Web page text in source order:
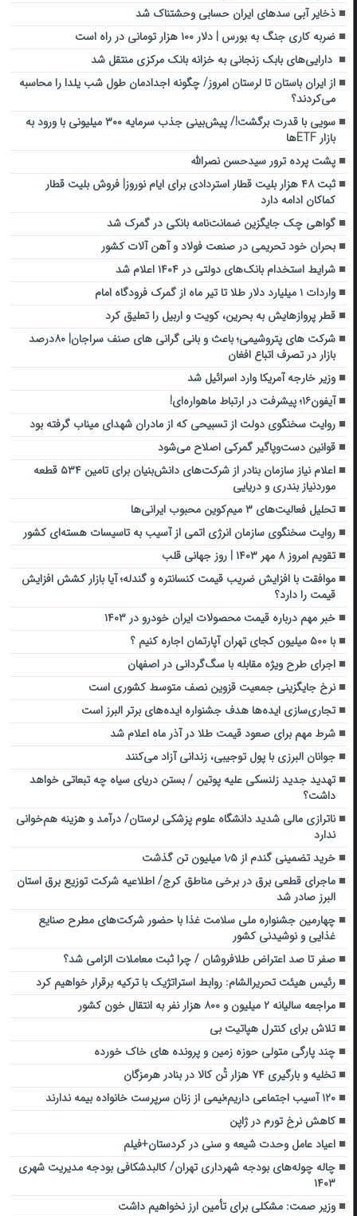
ذخایر آبی سدهای ایران حسابی وحشتناک شد
ضربه کاری جنگ به بورس | دلار ۱۰۰ هزار تومانی در راه است
دارایی‌های بابک زنجانی به خزانه بانک مرکزی منتقل شد
از ایران باستان تا لرستان امروز/ چگونه اجداد‌مان طول شب یلدا را محاسبه
می‌کردند؟
سویی با قدرت برگشت!/ پیش‌بینی جذب سرمایه ۳۰۰ میلیونی با ورود به
بازار ETFها
پشت پرده ترور سیدحسن نصرالله
ثبت ۴۸ هزار بلیت قطار استردادی برای ایام نوروز| فروش بلیت قطار
کماکان ادامه دارد
گواهی چک جایگزین ضمانت‌نامه بانکی در گمرک شد
بحران خود تحریمی در صنعت فولاد و آهن آلات کشور
شرایط استخدام بانک‌های دولتی در ۱۴۰۴ اعلام شد
واردات ۱ میلیارد دلار طلا تا تیر ماه از گمرک فرودگاه امام
قطر پروازهایش به بحرین، کویت و اربیل را تعلیق کرد
شرکت های پتروشیمی؛ باعث و بانی گرانی های صنف سراجان| ۸۰درصد
بازار در تصرف اتباع افغان
وزیر خارجه آمریکا وارد اسرائیل شد
آیفون۱۶؛ پیشرفت در ارتباط ماهواره‌ای!
روایت سخنگوی دولت از تسبیحی که از مادران شهدای میناب گرفته بود
قوانین دست‌وپاگیر گمرکی اصلاح می‌شود
اعلام نیاز سازمان بنادر از شرکت‌های دانش‌بنیان برای تامین ۵۳۴ قطعه
موردنیاز بندری و دریایی
تحلیل فعالیت‌های ۳ میم‌کوین‌ محبوب ایرانی‌ها
روایت سخنگوی سازمان انرژی اتمی از آسیب به تاسیسات هسته‌ای کشور
تقویم امروز ۸ مهر ۱۴۰۳ | روز جهانی قلب
موافقت با افزایش ضریب قیمت کنسانتره و گندله؛ آیا بازار کشش افزایش
قیمت را دارد؟
خبر مهم درباره قیمت محصولات ایران خودرو در ۱۴۰۳
با ۵۰۰ میلیون کجای تهران آپارتمان اجاره کنیم ؟
اجرای طرح ویژه مقابله با سگ‌گردانی در اصفهان
نرخ جایگزینی جمعیت قزوین نصف متوسط کشوری است
تجاری‌سازی ایده‌ها هدف جشنواره ایده‌های برتر البرز است
شرط مهم برای صعود قیمت طلا در آذر ماه اعلام شد
جوانان البرزی با پول توجیبی‌، زندانی آزاد می‌کنند
تهدید جدید زلنسکی علیه پوتین / بستن دریای سیاه چه تبعاتی خواهد
داشت؟
ناترازی مالی شدید دانشگاه علوم پزشکی لرستان/ درآمد و هزینه هم‌خوانی
ندارد
خرید تضمینی گندم از ۱٫۵ میلیون تن گذشت
ماجرای قطعی برق در برخی مناطق کرج/ اطلاعیه شرکت توزیع برق استان
البرز صادر شد
چهارمین جشنواره ملی سلامت غذا با حضور شرکت‌های مطرح صنایع
غذایی و نوشیدنی کشور
صفر تا صد اعتراض طلافروشان / چرا ثبت معاملات الزامی شد؟
رئیس هیئت تحریرالشام: روابط استراتژیک با ترکیه برقرار خواهیم کرد
مراجعه سالیانه ۲ میلیون و ۸۰۰ هزار نفر به انتقال خون کشور
تلاش برای کنترل هپاتیت بی
چند پارگی متولی حوزه زمین و پرونده های خاک خورده
تخلیه و بارگیری ۷۴ هزار تُن کالا در بنادر هرمزگان
۱۲۰ آسیب اجتماعی داریم؛نیمی از زنان سرپرست خانواده بیمه ندارند
کاهش نرخ تورم در ژاپن
اعیاد عامل وحدت شیعه و سنی در کردستان+فیلم
چاله چوله‌های بودجه شهرداری تهران/ کالبدشکافی بودجه مدیریت شهری
۱۴۰۳
وزیر صمت: مشکلی برای تأمین ارز نخواهیم داشت